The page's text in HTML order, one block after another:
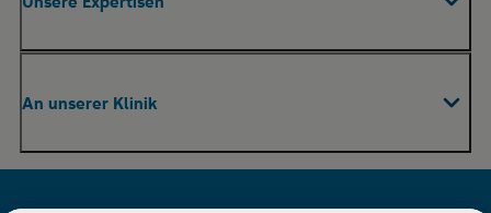
Praxen
Pflege
An unserer Klinik
Ihr Aufenthalt